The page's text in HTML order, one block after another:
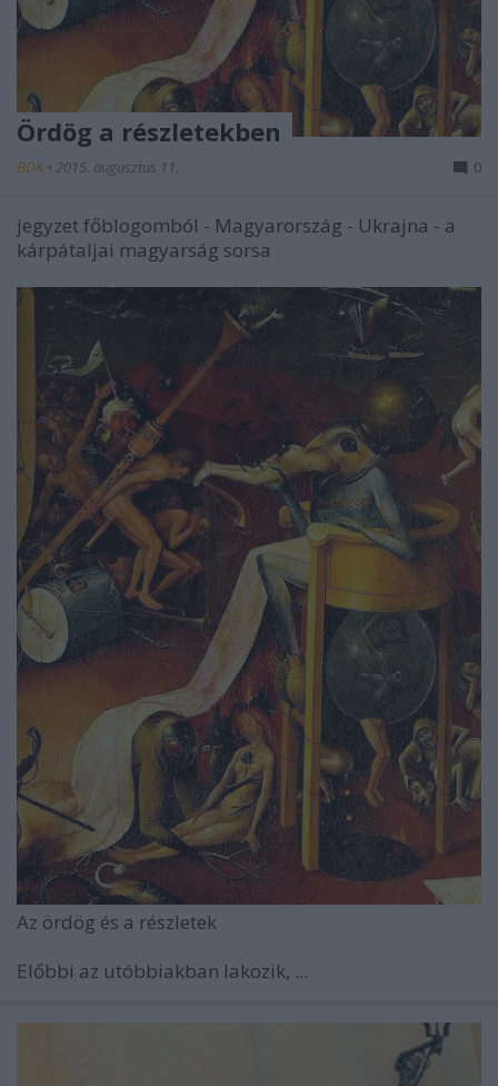
Ördög a részletekben
BDK • 2015. augusztus 11. 0
jegyzet főblogomból - Magyarország - Ukrajna - a
kárpátaljai magyarság sorsa
Az ördög és a részletek
Előbbi az utóbbiakban lakozik, ...